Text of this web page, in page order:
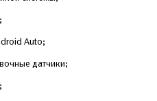
Auto;
датчики;